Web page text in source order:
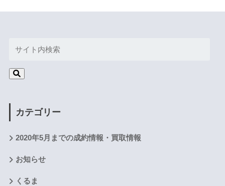
カテゴリー
2020年5月までの成約情報・買取情報
お知らせ
くるま